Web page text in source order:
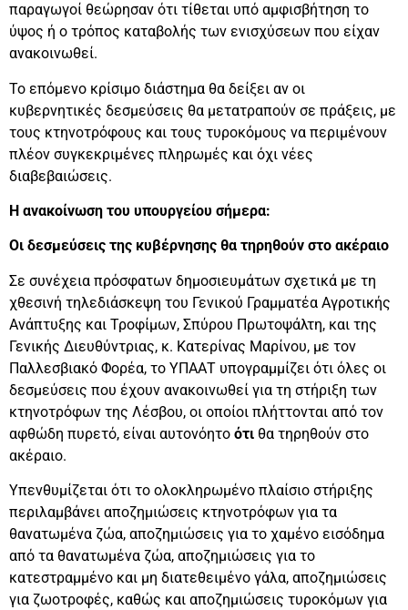
παραγωγοί θεώρησαν ότι τίθεται υπό αμφισβήτηση το
ύψος ή ο τρόπος καταβολής των ενισχύσεων που είχαν
ανακοινωθεί.
Το επόμενο κρίσιμο διάστημα θα δείξει αν οι
κυβερνητικές δεσμεύσεις θα μετατραπούν σε πράξεις, με
τους κτηνοτρόφους και τους τυροκόμους να περιμένουν
πλέον συγκεκριμένες πληρωμές και όχι νέες
διαβεβαιώσεις.
H ανακοίνωση του υπουργείου σήμερα:
Οι δεσμεύσεις της κυβέρνησης θα τηρηθούν στο ακέραιο
Σε συνέχεια πρόσφατων δημοσιευμάτων σχετικά με τη
χθεσινή τηλεδιάσκεψη του Γενικού Γραμματέα Αγροτικής
Ανάπτυξης και Τροφίμων, Σπύρου Πρωτοψάλτη, και της
Γενικής Διευθύντριας, κ. Κατερίνας Μαρίνου, με τον
Παλλεσβιακό Φορέα, το ΥΠΑΑΤ υπογραμμίζει ότι όλες οι
δεσμεύσεις που έχουν ανακοινωθεί για τη στήριξη των
κτηνοτρόφων της Λέσβου, οι οποίοι πλήττονται από τον
αφθώδη πυρετό, είναι αυτονόητο ότι θα τηρηθούν στο
ακέραιο.
Υπενθυμίζεται ότι το ολοκληρωμένο πλαίσιο στήριξης
περιλαμβάνει αποζημιώσεις κτηνοτρόφων για τα
θανατωμένα ζώα, αποζημιώσεις για το χαμένο εισόδημα
από τα θανατωμένα ζώα, αποζημιώσεις για το
κατεστραμμένο και μη διατεθειμένο γάλα, αποζημιώσεις
για ζωοτροφές, καθώς και αποζημιώσεις τυροκόμων για